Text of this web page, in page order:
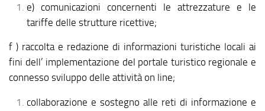
e) comunicazioni concernenti le attrezzature e le
tariffe delle strutture ricettive;
f ) raccolta e redazione di informazioni turistiche locali ai
fini dell’ implementazione del portale turistico regionale e
connesso sviluppo delle attività on line;
collaborazione e sostegno alle reti di informazione e